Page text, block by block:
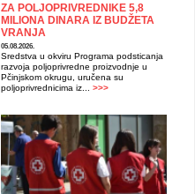
ZA POLJOPRIVREDNIKE 5,8
MILIONA DINARA IZ BUDŽETA
VRANJA
05.08.2026.
Sredstva u okviru Programa podsticanja
razvoja poljoprivredne proizvodnje u
Pčinjskom okrugu, uručena su
poljoprivrednicima iz... >>>